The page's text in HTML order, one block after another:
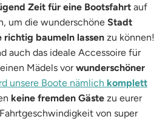
Zeit für eine Bootsfahrt auf
um die wunderschöne Stadt
richtig baumeln lassen zu können!
auch das ideale Accessoire für
Mädels vorwunderschöner
unsere Boote nämlich komplett
keine fremden Gäste zu eurer
von super